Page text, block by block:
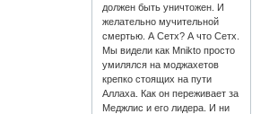
должен быть уничтожен. И
желательно мучительной
смертью. А Сетх? А что Сетх.
Мы видели как Mnikto просто
умилялся на моджахетов
крепко стоящих на пути
Аллаха. Как он переживает за
Меджлис и его лидера. И ни